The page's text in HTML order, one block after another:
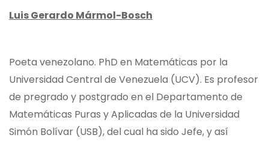
Luis Gerardo Mármol-Bosch
Poeta venezolano. PhD en Matemáticas por la
Universidad Central de Venezuela (UCV). Es profesor
de pregrado y postgrado en el Departamento de
Matemáticas Puras y Aplicadas de la Universidad
Simón Bolívar (USB), del cual ha sido Jefe, y así